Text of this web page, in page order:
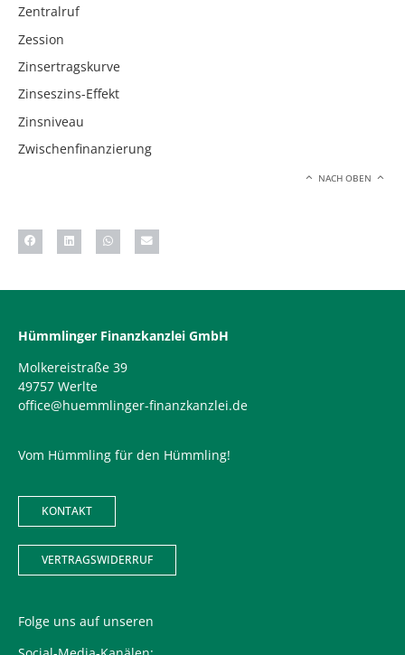
Zentralruf
Zession
Zinsertragskurve
Zinseszins-Effekt
Zinsniveau
Zwischenfinanzierung
NACH OBEN
Hümmlinger Finanzkanzlei GmbH
Molkereistraße 39
49757 Werlte
office@huemmlinger-finanzkanzlei.de
Vom Hümmling für den Hümmling!
KONTAKT
VERTRAGSWIDERRUF
Folge uns auf unseren